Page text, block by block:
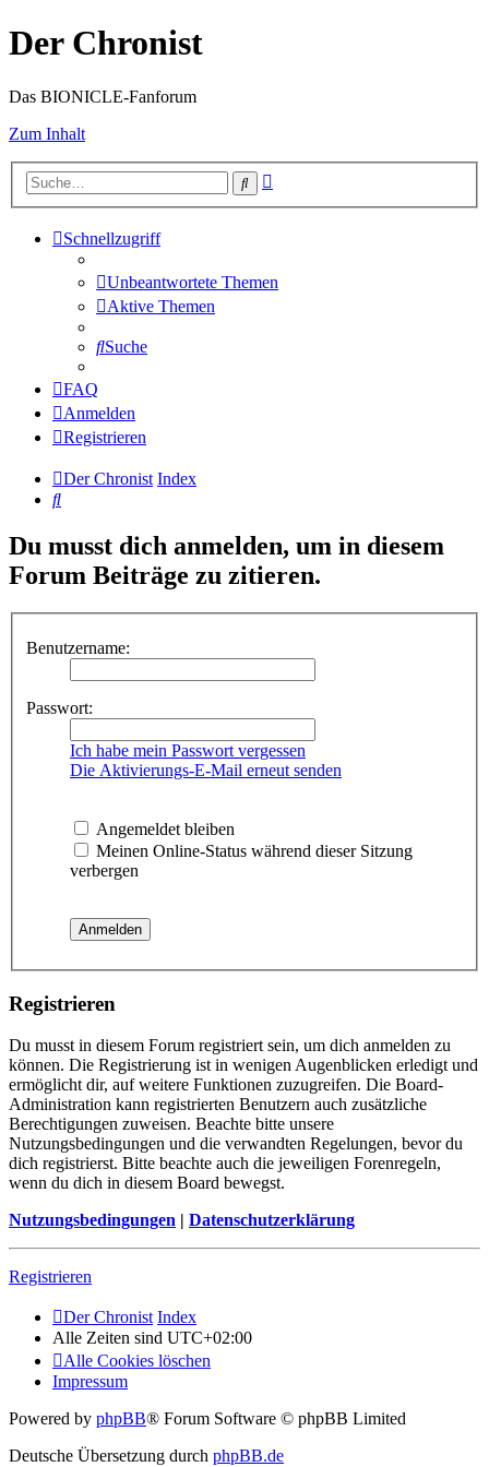
Der Chronist
Das BIONICLE-Fanforum
Zum Inhalt
Suche
Schnellzugriff
Unbeantwortete Themen
Aktive Themen
Suche
FAQ
Anmelden
Registrieren
Der Chronist Index
Suche
Du musst dich anmelden, um in diesem
Forum Beiträge zu zitieren.
Benutzername:
Passwort:
Ich habe mein Passwort vergessen
Die Aktivierungs-E-Mail erneut senden
Angemeldet bleiben
Meinen Online-Status während dieser Sitzung
verbergen
Registrieren
Du musst in diesem Forum registriert sein, um dich anmelden zu
können. Die Registrierung ist in wenigen Augenblicken erledigt und
ermöglicht dir, auf weitere Funktionen zuzugreifen. Die Board-
Administration kann registrierten Benutzern auch zusätzliche
Berechtigungen zuweisen. Beachte bitte unsere
Nutzungsbedingungen und die verwandten Regelungen, bevor du
dich registrierst. Bitte beachte auch die jeweiligen Forenregeln,
wenn du dich in diesem Board bewegst.
Nutzungsbedingungen | Datenschutzerklärung
Registrieren
Der Chronist Index
Alle Zeiten sind UTC+02:00
Alle Cookies löschen
Impressum
Powered by phpBB® Forum Software © phpBB Limited
Deutsche Übersetzung durch phpBB.de